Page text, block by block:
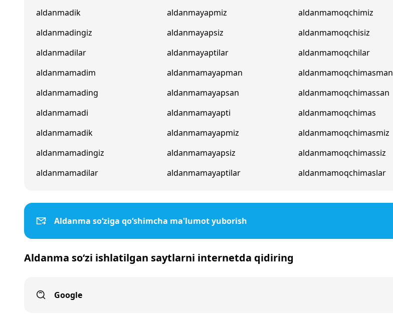
aldanmadik
aldanmadingiz
aldanmadilar
aldanmamadim
aldanmamading
aldanmamadi
aldanmamadik
aldanmamadingiz
aldanmamadilar
aldanmayapmiz
aldanmayapsiz
aldanmayaptilar
aldanmamayapman
aldanmamayapsan
aldanmamayapti
aldanmamayapmiz
aldanmamayapsiz
aldanmamayaptilar
aldanmamoqchimiz
aldanmamoqchisiz
aldanmamoqchilar
aldanmamoqchimasman
aldanmamoqchimassan
aldanmamoqchimas
aldanmamoqchimasmiz
aldanmamoqchimassiz
aldanmamoqchimaslar
Aldanma so‘ziga qo‘shimcha ma'lumot yuborish
Aldanma so‘zi ishlatilgan saytlarni internetda qidiring
Google